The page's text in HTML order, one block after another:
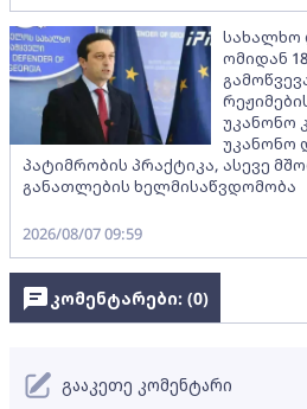
სახალხო
ომიდან
უკანონო
უკანონო
პატიმრობის პრაქტიკა, ასევე
განათლების ხელმისაწვდომობა
2026/08/07 09:59
კომენტარები: (0)
გააკეთე კომენტარი